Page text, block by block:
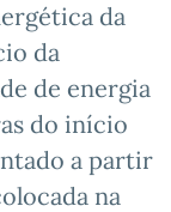
da
da
de energia
do início
a partir
na